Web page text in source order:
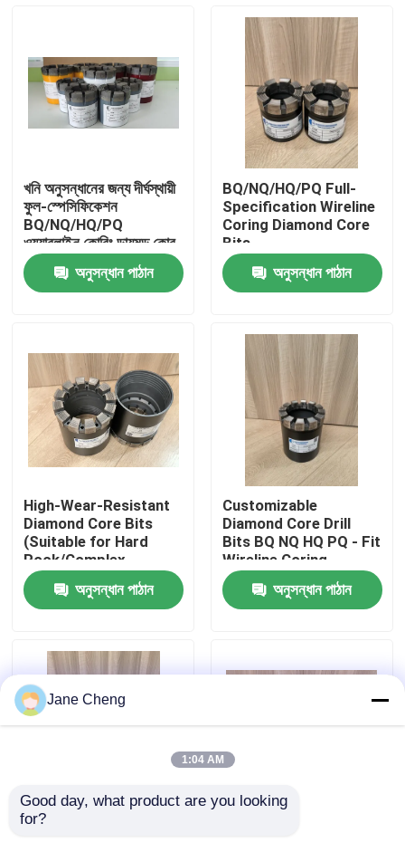
পণ্য
আমাদের সম্পর্কে
কারখানা ভ্রমণ
মান নিয়ন্ত্রণ
খবর
মামলা
উদ্ধৃতির জন্য আবেদন
খনি অনুসন্ধানের জন্য দীর্ঘস্থায়ী
ফুল-স্পেসিফিকেশন
BQ/NQ/HQ/PQ
ওয়্যারলাইন কোরিং ডায়মন্ড কোর
বিট
অনুসন্ধান পাঠান
BQ/NQ/HQ/PQ Full-
Specification Wireline
Coring Diamond Core
Bits
অনুসন্ধান পাঠান
High-Wear-Resistant
Diamond Core Bits
(Suitable for Hard
Rock/Complex
Formations)
অনুসন্ধান পাঠান
Customizable
Diamond Core Drill
Bits BQ NQ HQ PQ - Fit
Wireline Coring
System
অনুসন্ধান পাঠান
Mining Exploration
Jane Cheng
1:04 AM
Good day, what product are you looking
for?